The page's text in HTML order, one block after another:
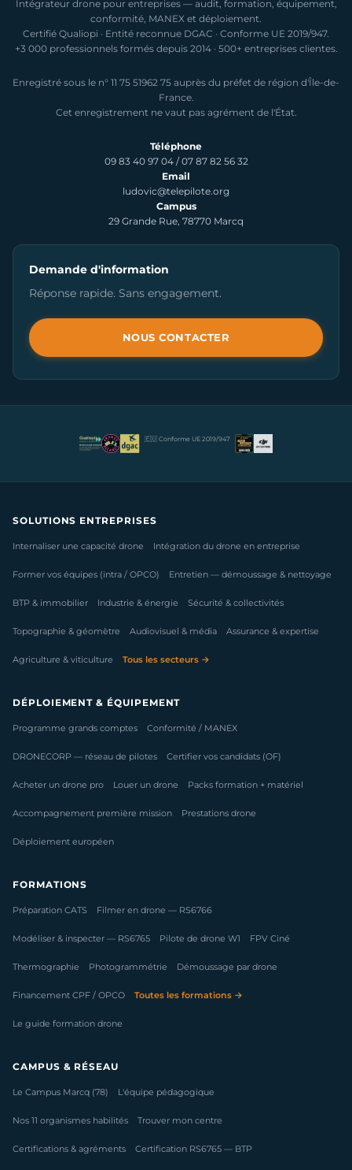
Intégrateur drone pour entreprises — audit, formation, équipement,
conformité, MANEX et déploiement.
Certifié Qualiopi · Entité reconnue DGAC · Conforme UE 2019/947.
+3 000 professionnels formés depuis 2014 · 500+ entreprises clientes.
Enregistré sous le n° 11 75 51962 75 auprès du préfet de région d'Île-de-
France.
Cet enregistrement ne vaut pas agrément de l'État.
Téléphone
09 83 40 97 04 /07 87 82 56 32
Email
ludovic@telepilote.org
Campus
29 Grande Rue, 78770 Marcq
Demande d'information
Réponse rapide. Sans engagement.
NOUS CONTACTER
🇪🇺 Conforme UE 2019/947
SOLUTIONS ENTREPRISES
Internaliser une capacité drone Intégration du drone en entreprise
Former vos équipes (intra / OPCO) Entretien — démoussage & nettoyage
BTP & immobilier Industrie & énergie Sécurité & collectivités
Topographie & géomètre Audiovisuel & média Assurance & expertise
Agriculture & viticulture Tous les secteurs →
DÉPLOIEMENT & ÉQUIPEMENT
Programme grands comptes Conformité / MANEX
DRONECORP — réseau de pilotes Certifier vos candidats (OF)
Acheter un drone pro Louer un drone Packs formation + matériel
Accompagnement première mission Prestations drone
Déploiement européen
FORMATIONS
Préparation CATS Filmer en drone — RS6766
Modéliser & inspecter — RS6765 Pilote de drone W1 FPV Ciné
Thermographie Photogrammétrie Démoussage par drone
Financement CPF / OPCO Toutes les formations →
Le guide formation drone
CAMPUS & RÉSEAU
Le Campus Marcq (78) L'équipe pédagogique
Nos 11 organismes habilités Trouver mon centre
Certifications & agréments Certification RS6765 — BTP